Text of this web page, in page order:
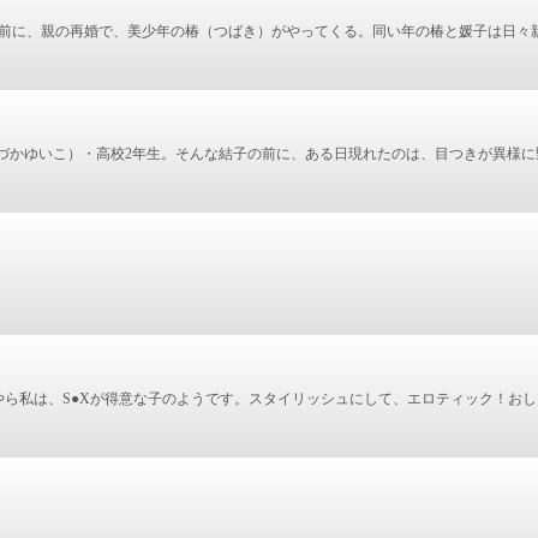
に、親の再婚で、美少年の椿（つばき）がやってくる。同い年の椿と媛子は日
ゆいこ）・高校2年生。そんな結子の前に、ある日現れたのは、目つきが異様
私は、S●Xが得意な子のようです。スタイリッシュにして、エロティック！お